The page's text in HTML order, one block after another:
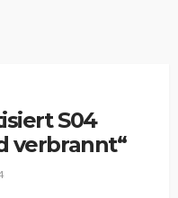
S04
verbrannt“